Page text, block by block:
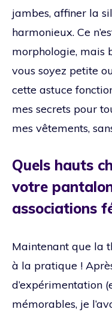
jambes, affiner la
harmonieux. Ce
morphologie, mais
vous soyez petite
cette astuce
mes secrets pour
mes vêtements,
Quels hauts
votre
associations
Maintenant que la
à la pratique !
d’expérimentation
mémorables, je